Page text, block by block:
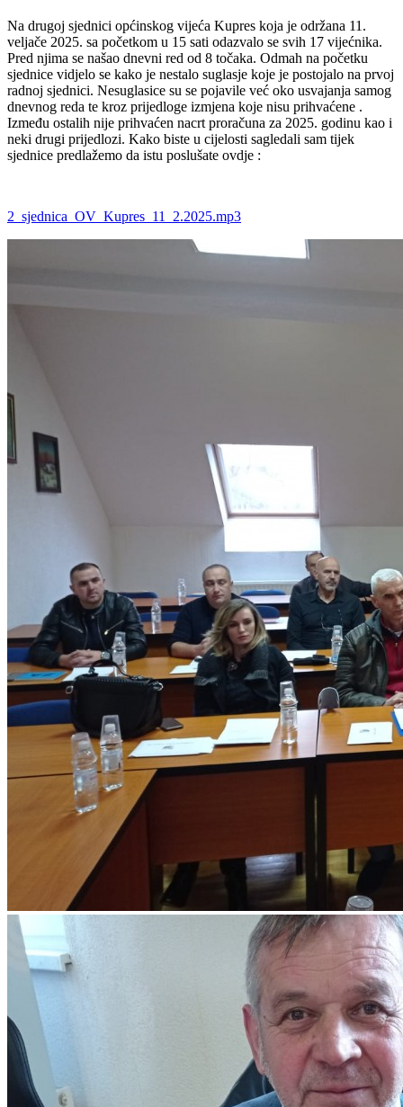
Na drugoj sjednici općinskog vijeća Kupres koja je održana 11.
veljače 2025. sa početkom u 15 sati odazvalo se svih 17 vijećnika.
Pred njima se našao dnevni red od 8 točaka. Odmah na početku
sjednice vidjelo se kako je nestalo suglasje koje je postojalo na prvoj
radnoj sjednici. Nesuglasice su se pojavile već oko usvajanja samog
dnevnog reda te kroz prijedloge izmjena koje nisu prihvaćene .
Između ostalih nije prihvaćen nacrt proračuna za 2025. godinu kao i
neki drugi prijedlozi. Kako biste u cijelosti sagledali sam tijek
sjednice predlažemo da istu poslušate ovdje :
2_sjednica_OV_Kupres_11_2.2025.mp3